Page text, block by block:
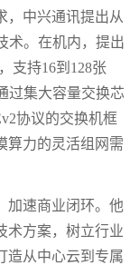
，中兴通讯提出从
术。在机内，提出
支持16到128张
过集大容量交换芯
协议的交换机框
算力的灵活组网需
加速商业闭环。他
术方案，树立行业
造从中心云到专属